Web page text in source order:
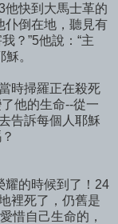
他快到大馬士革的
仆倒在地，聽見有
？”5他說：“主
。
時掃羅正在殺死
他的生命--從一
告訴每個人耶穌
耀的時候到了！24
裡死了，仍舊是
惜自己生命的，